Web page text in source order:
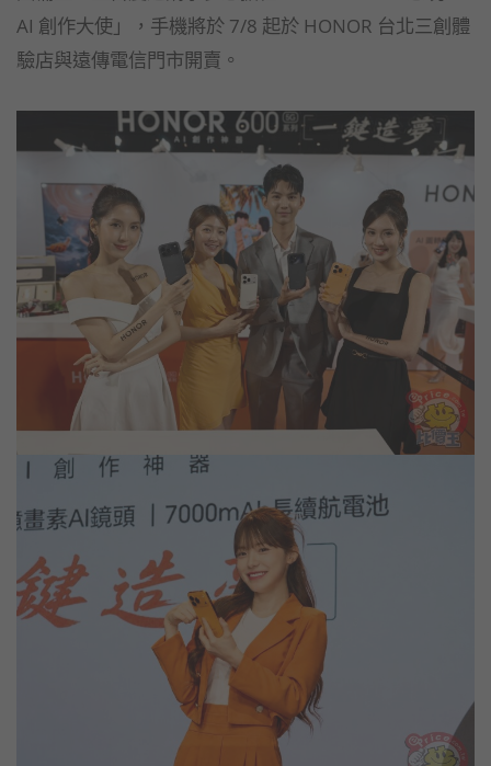
AI 創作大使」，手機將於 7/8 起於 HONOR 台北三創體
驗店與遠傳電信門市開賣。